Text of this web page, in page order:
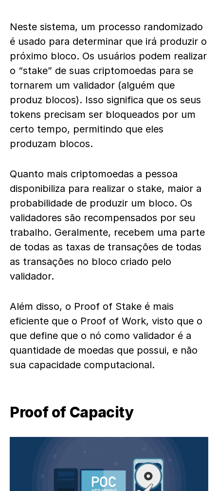
Neste sistema, um processo randomizado
é usado para determinar que irá produzir o
próximo bloco. Os usuários podem realizar
o “stake” de suas criptomoedas para se
tornarem um validador (alguém que
produz blocos). Isso significa que os seus
tokens precisam ser bloqueados por um
certo tempo, permitindo que eles
produzam blocos.
Quanto mais criptomoedas a pessoa
disponibiliza para realizar o stake, maior a
probabilidade de produzir um bloco. Os
validadores são recompensados por seu
trabalho. Geralmente, recebem uma parte
de todas as taxas de transações de todas
as transações no bloco criado pelo
validador.
Além disso, o Proof of Stake é mais
eficiente que o Proof of Work, visto que o
que define que o nó como validador é a
quantidade de moedas que possui, e não
sua capacidade computacional.
Proof of Capacity